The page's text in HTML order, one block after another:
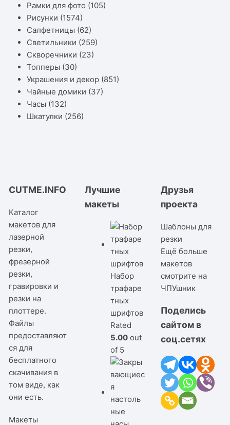
Рамки для фото (105)
Рисунки (1574)
Салфетницы (62)
Светильники (259)
Скворечники (23)
Топперы (30)
Украшения и декор (851)
Чайные домики (37)
Часы (132)
Шкатулки (256)
CUTME.INFO
Каталог
макетов для
лазерной
резки,
фрезерной
резки,
гравировки и
резки на
плоттере.
Файлы
предоставляют
ся для
бесплатного
скачивания в
том виде, как
они есть.
Макеты
Лучшие
макеты
Набор
трафаре
тных
шрифтов
Rated
5.00 out
of 5
Друзья
проекта
Шаблоны для
резки
Ещё больше
макетов
смотрите на
ЧПУшник
Поделись
сайтом в
соц.сетях